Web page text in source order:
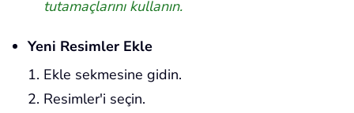
tutamaçlarını kullanın.
Yeni Resimler Ekle
Ekle sekmesine gidin.
Resimler'i seçin.